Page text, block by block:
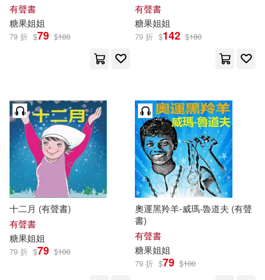
有聲書
糖果姐姐
79 折 $79 $100
有聲書
糖果姐姐
79 折 $142 $180
十二月 (有聲書)
有聲書
糖果姐姐
79 折 $79 $100
奧運黑羚羊-威瑪‧魯道夫 (有聲
書)
有聲書
糖果姐姐
79 折 $79 $100